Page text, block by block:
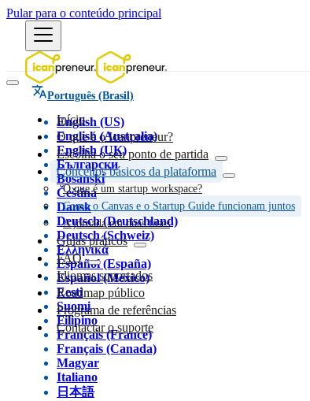
Pular para o conteúdo principal
Português (Brasil)
English (US)
English (Australia)
English (UK)
Български
Bosanski
Čeština
Dansk
Deutsch (Deutschland)
Deutsch (Schweiz)
Ελληνικά
Español (España)
Español (México)
Eesti
Suomi
Filipino
Français (France)
Français (Canada)
Magyar
Italiano
日本語
Início
O que é o Icanpreneur?
Escolha o seu ponto de partida
Conceitos básicos da plataforma
O que é um startup workspace?
Como o Canvas e o Startup Guide funcionam juntos
A jornada em duas fases
Guias práticos
FAQ
Idiomas suportados
Roadmap público
Programa de referências
Contactar o suporte